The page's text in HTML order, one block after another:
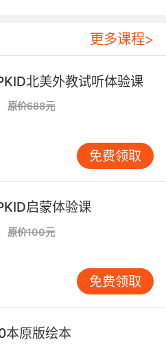
，如同给晃动的画面安
回归平稳。
也会发挥作用。它能够
杂音，对声音信号进行
课中教师的讲解清晰可
音练习都能被准确记录与
影响学习效果与交流互
的视听环境。
网课设备的防震要求各
备可能放置在书桌、书架
会考虑到日常活动中的轻
品摆放等。设备底部通
晃动，确保网课学习的
更多课程>
北美外教试听体验课
原价688元
免费领取
启蒙体验课
原价100元
免费领取
本原版绘本